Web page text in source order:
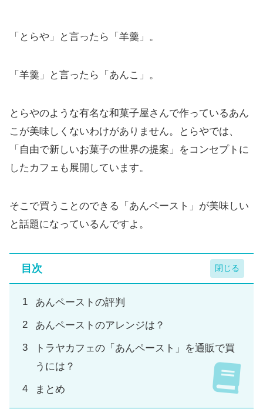
「とらや」と言ったら「羊羹」。
「羊羹」と言ったら「あんこ」。
とらやのような有名な和菓子屋さんで作っているあん
こが美味しくないわけがありません。とらやでは、
「自由で新しいお菓子の世界の提案」をコンセプトに
したカフェも展開しています。
そこで買うことのできる「あんペースト」が美味しい
と話題になっているんですよ。
目次
あんペーストの評判
あんペーストのアレンジは？
トラヤカフェの「あんペースト」を通販で買
うには？
まとめ